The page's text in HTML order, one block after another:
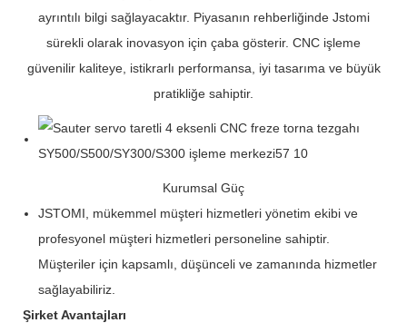
ayrıntılı bilgi sağlayacaktır. Piyasanın rehberliğinde Jstomi
sürekli olarak inovasyon için çaba gösterir. CNC işleme
güvenilir kaliteye, istikrarlı performansa, iyi tasarıma ve büyük
pratikliğe sahiptir.
Kurumsal Güç
JSTOMI, mükemmel müşteri hizmetleri yönetim ekibi ve
profesyonel müşteri hizmetleri personeline sahiptir.
Müşteriler için kapsamlı, düşünceli ve zamanında hizmetler
sağlayabiliriz.
Şirket Avantajları